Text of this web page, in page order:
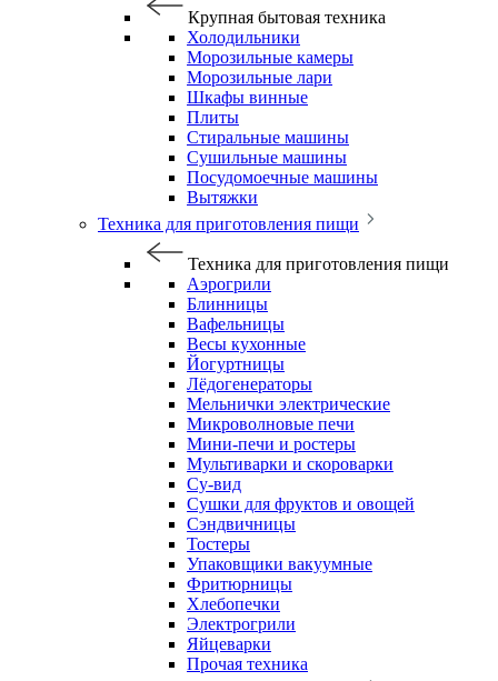
Крупная бытовая техника
Холодильники
Морозильные камеры
Морозильные лари
Шкафы винные
Плиты
Стиральные машины
Сушильные машины
Посудомоечные машины
Вытяжки
Техника для приготовления пищи
Техника для приготовления пищи
Аэрогрили
Блинницы
Вафельницы
Весы кухонные
Йогуртницы
Лёдогенераторы
Мельнички электрические
Микроволновые печи
Мини-печи и ростеры
Мультиварки и скороварки
Су-вид
Сушки для фруктов и овощей
Сэндвичницы
Тостеры
Упаковщики вакуумные
Фритюрницы
Хлебопечки
Электрогрили
Яйцеварки
Прочая техника